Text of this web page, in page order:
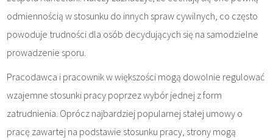
odmiennością w stosunku do innych spraw cywilnych, co często
powoduje trudności dla osób decydujących się na samodzielne
prowadzenie sporu.
Pracodawca i pracownik w większości mogą dowolnie regulować
wzajemne stosunki pracy poprzez wybór jednej z form
zatrudnienia. Oprócz najbardziej popularnej stałej umowy o
pracę zawartej na podstawie stosunku pracy, strony mogą